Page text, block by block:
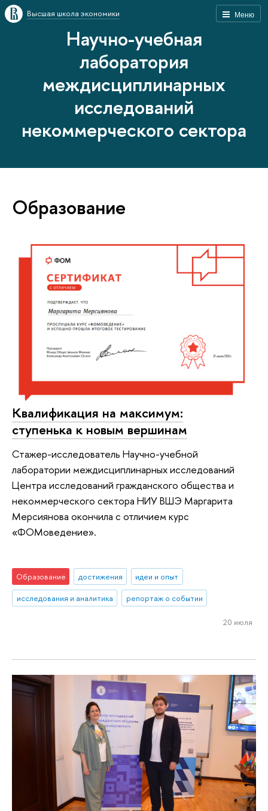
Меню
Высшая школа экономики
Научно-учебная
лаборатория
междисциплинарных
исследований
некоммерческого сектора
Образование
Квалификация на максимум:
ступенька к новым вершинам
Стажер-исследователь Научно-учебной
лаборатории междисциплинарных исследований
Центра исследований гражданского общества и
некоммерческого сектора НИУ ВШЭ Маргарита
Мерсиянова окончила с отличием курс
«ФОМоведение».
Образование достижения
идеи и опыт
исследования и аналитика
репортаж о событии
20 июля